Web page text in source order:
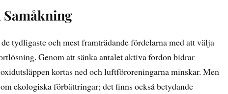
tydligaste och mest framträdande fördelarna med att välja
Genom att sänka antalet aktiva fordon bidrar
kortas ned och luftföroreningarna minskar. Men
ekologiska förbättringar; det finns också betydande